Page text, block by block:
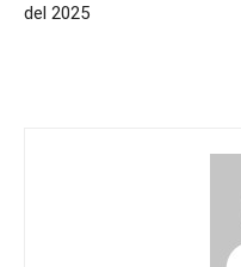
del 2025